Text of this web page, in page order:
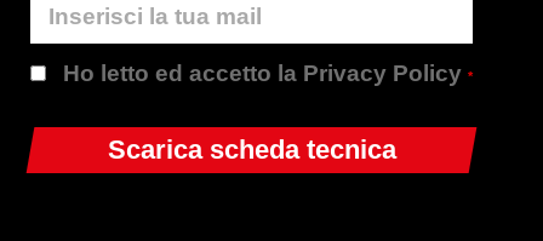
Ho letto ed accetto la Privacy Policy*